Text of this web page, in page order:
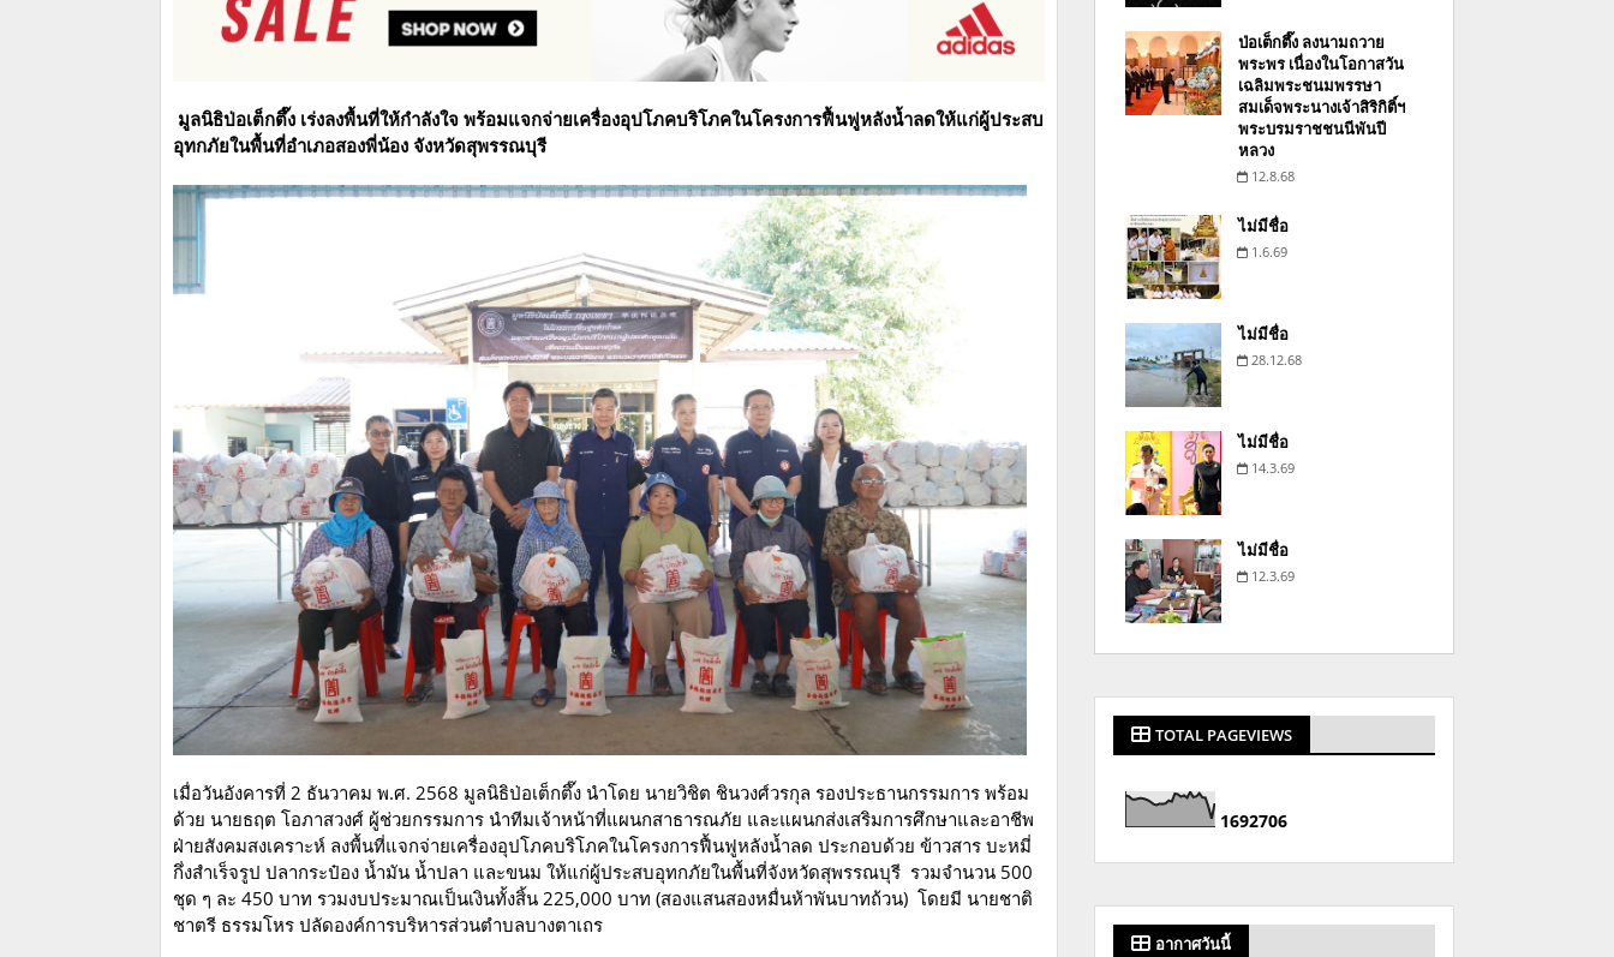
มูลนิธิป่อเต็กตึ๊ง เร่งลงพื้นที่ให้กำลังใจ พร้อมแจกจ่ายเครื่องอุปโภคบริโภคในโครงการฟื้นฟูหลังน้ำลดให้แก่ผู้ประสบ
อุทกภัยในพื้นที่อำเภอสองพี่น้อง จังหวัดสุพรรณบุรี
เมื่อวันอังคารที่ 2 ธันวาคม พ.ศ. 2568 มูลนิธิป่อเต็กตึ๊ง นำโดย นายวิชิต ชินวงศ์วรกุล รองประธานกรรมการ พร้อม
ด้วย นายธฤต โอภาสวงศ์ ผู้ช่วยกรรมการ นำทีมเจ้าหน้าที่แผนกสาธารณภัย และแผนกส่งเสริมการศึกษาและอาชีพ
ฝ่ายสังคมสงเคราะห์ ลงพื้นที่แจกจ่ายเครื่องอุปโภคบริโภคในโครงการฟื้นฟูหลังน้ำลด ประกอบด้วย ข้าวสาร บะหมี่
กึ่งสำเร็จรูป ปลากระป๋อง น้ำมัน น้ำปลา และขนม ให้แก่ผู้ประสบอุทกภัยในพื้นที่จังหวัดสุพรรณบุรี รวมจำนวน 500
ชุด ๆ ละ 450 บาท รวมงบประมาณเป็นเงินทั้งสิ้น 225,000 บาท (สองแสนสองหมื่นห้าพันบาทถ้วน) โดยมี นายชาติ
ชาตรี ธรรมโหร ปลัดองค์การบริหารส่วนตำบลบางตาเถร
ป่อเต็กตึ๊ง ลงนามถวาย
พระพร เนื่องในโอกาสวัน
เฉลิมพระชนมพรรษา
สมเด็จพระนางเจ้าสิริกิติ์ฯ
พระบรมราชชนนีพันปี
หลวง
12.8.68
ไม่มีชื่อ
1.6.69
ไม่มีชื่อ
28.12.68
ไม่มีชื่อ
14.3.69
ไม่มีชื่อ
12.3.69
TOTAL PAGEVIEWS
1692706
อากาศวันนี้